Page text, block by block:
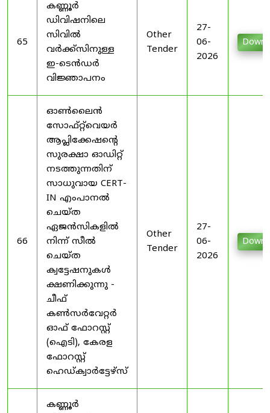
65
കണ്ണൂർ
ഡിവിഷനിലെ
സിവിൽ
വർക്ക്സിനുള്ള
ഇ-ടെൻഡർ
വിജ്ഞാപനം
Other
Tender
27-
06-
2026
66
ഓൺലൈൻ
സോഫ്റ്റ്‌വെയർ
ആപ്ലിക്കേഷന്റെ
സുരക്ഷാ ഓഡിറ്റ്
നടത്തുന്നതിന്
സാധുവായ CERT-
IN എംപാനൽ
ചെയ്ത
ഏജൻസികളിൽ
നിന്ന് സീൽ
ചെയ്ത
ക്വട്ടേഷനുകൾ
ക്ഷണിക്കുന്നു -
ചീഫ്
കൺസർവേറ്റർ
ഓഫ് ഫോറസ്റ്റ്
(ഐടി), കേരള
ഫോറസ്റ്റ്
ഹെഡ്ക്വാർട്ടേഴ്സ്
Other
Tender
27-
06-
2026
കണ്ണൂർ